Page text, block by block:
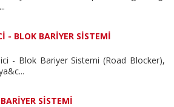
- BLOK BARİYER SİSTEMİ
- Blok Bariyer Sistemi (Road Blocker),
SİSTEMİ